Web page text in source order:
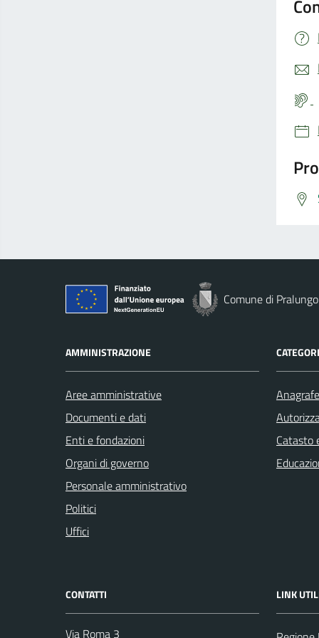
Comune di Pralungo
AMMINISTRAZIONE
Aree amministrative
Documenti e dati
Enti e fondazioni
Organi di governo
Personale amministrativo
Politici
Uffici
Catasto
CONTATTI
Via Roma 3
LINK